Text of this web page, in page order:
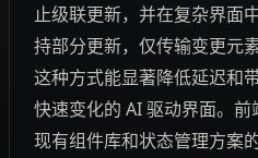
止级联更新，并在复杂界面
持部分更新，仅传输变更元
这种方式能显著降低延迟和
快速变化的 AI 驱动界面。
现有组件库和状态管理方案